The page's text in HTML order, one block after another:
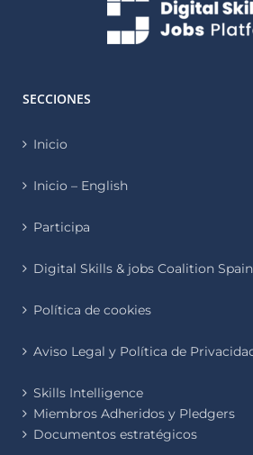
SECCIONES
Inicio
Inicio – English
Participa
Digital Skills & jobs Coalition Spain
Política de cookies
Aviso Legal y Política de
Skills Intelligence
Miembros Adheridos y Pledgers
Documentos estratégicos